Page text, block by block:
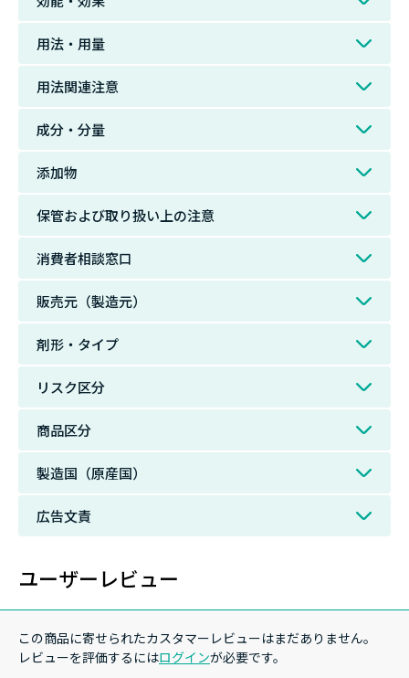
用法・用量
用法関連注意
成分・分量
添加物
保管および取り扱い上の注意
消費者相談窓口
販売元（製造元）
剤形・タイプ
リスク区分
商品区分
製造国（原産国）
広告文責
ユーザーレビュー
この商品に寄せられたカスタマーレビューはまだありません。
レビューを評価するにはログインが必要です。